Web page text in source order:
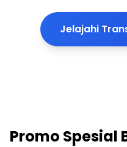
Jelajahi
Promo Spesial